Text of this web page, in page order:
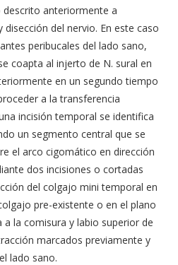
anteriormente a
del nervio. En este caso
peribucales del lado sano,
coapta al injerto de N. sural en
en un segundo tiempo
a la transferencia
incisión temporal se identifica
un segmento central que se
el arco cigomático en dirección
dos incisiones o cortadas
del colgajo mini temporal en
pre-existente o en el plano
la comisura y labio superior de
marcados previamente y
lado sano.